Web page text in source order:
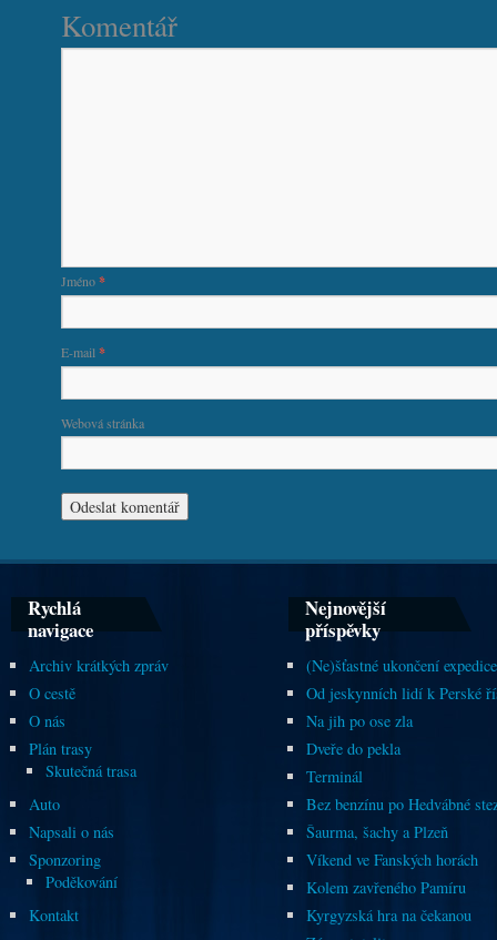
Komentář
Jméno*
E-mail *
Webová stránka
Rychlá
navigace
Archiv krátkých zpráv
O cestě
O nás
Plán trasy
Skutečná trasa
Auto
Napsali o nás
Sponzoring
Poděkování
Kontakt
Nejnovější
příspěvky
(Ne)šťastné ukončení expedice
Od jeskynních lidí k Perské
Na jih po ose zla
Dveře do pekla
Terminál
Bez benzínu po Hedvábné
Šaurma, šachy a Plzeň
Víkend ve Fanských horách
Kolem zavřeného Pamíru
Kyrgyzská hra na čekanou